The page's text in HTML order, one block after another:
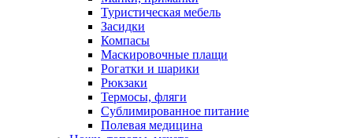
Туристическая мебель
Засидки
Компасы
Маскировочные плащи
Рогатки и шарики
Рюкзаки
Термосы, фляги
Сублимированное питание
Полевая медицина